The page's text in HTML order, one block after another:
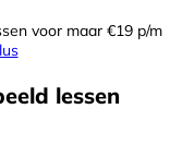
voor maar €19 p/m
lessen